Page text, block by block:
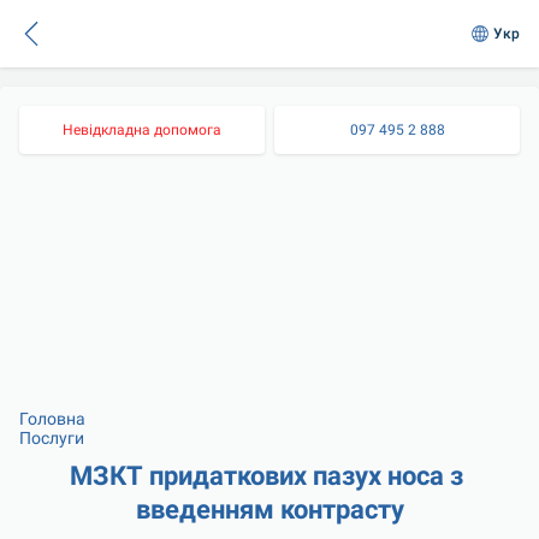
Укр
Невідкладна допомога 097 495 2 888
Головна
Послуги
МЗКТ придаткових пазух носа з
введенням контрасту